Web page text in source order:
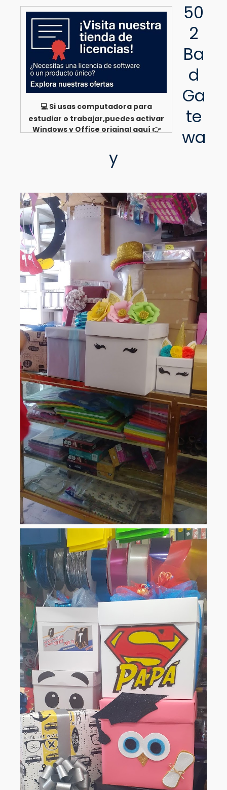
💻 Si usas computadora para
estudiar o trabajar,puedes activar
Windows y Office original aquí 👉
50
2
Ba
d
Ga
te
wa
y